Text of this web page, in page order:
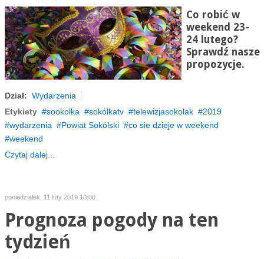
Co robić w
weekend 23-
24 lutego?
Sprawdź nasze
propozycje.
Dział: Wydarzenia
Etykiety
sookolka sokólkatv telewizjasokolak
2019
wydarzenia
Powiat Sokólski
co sie dzieje w weekend
weekend
Czytaj dalej...
poniedziałek, 11 luty 2019 10:00
Prognoza pogody na ten
tydzień